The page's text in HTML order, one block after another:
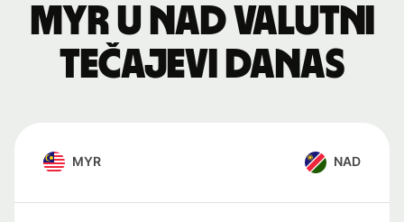
MYR u NAD valutni
tečajevi danas
MYR NAD